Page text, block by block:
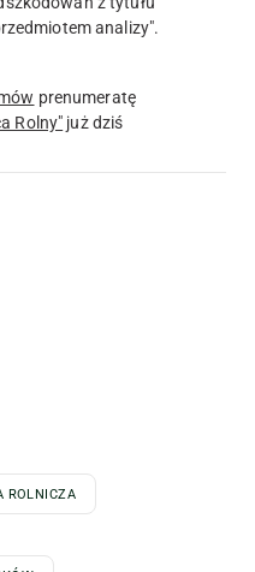
analizy".
prenumeratę
Rolny" już dziś
ROLNICZA